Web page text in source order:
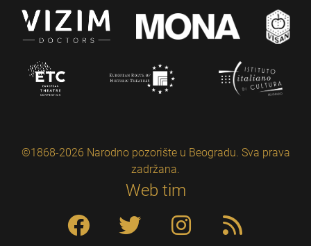
©1868-2026 Narodno pozorište u Beogradu. Sva prava
zadržana.
Web tim